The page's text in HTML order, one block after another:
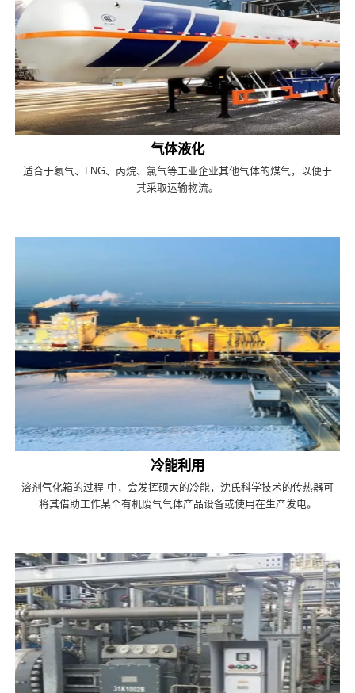
气体液化
适合于氡气、LNG、丙烷、氯气等工业企业其他气体的煤气，以便于
其采取运输物流。
冷能利用
溶剂气化箱的过程 中，会发挥硕大的冷能，沈氏科学技术的传热器可
将其借助工作某个有机废气气体产品设备或使用在生产发电。